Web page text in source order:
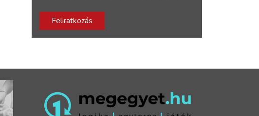
Feliratkozás